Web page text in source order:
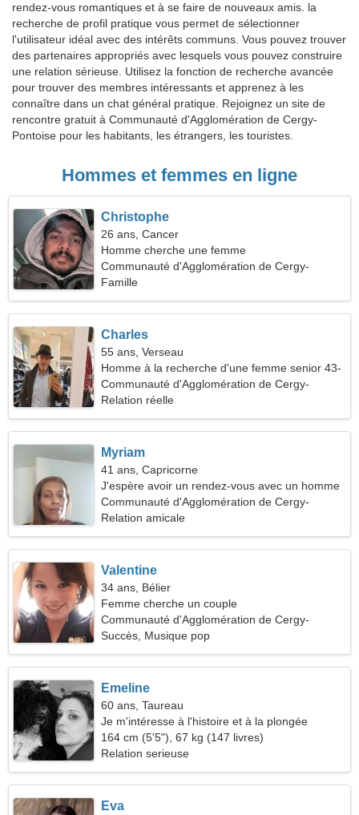
rendez-vous romantiques et à se faire de nouveaux amis. la
recherche de profil pratique vous permet de sélectionner
l'utilisateur idéal avec des intérêts communs. Vous pouvez trouver
des partenaires appropriés avec lesquels vous pouvez construire
une relation sérieuse. Utilisez la fonction de recherche avancée
pour trouver des membres intéressants et apprenez à les
connaître dans un chat général pratique. Rejoignez un site de
rencontre gratuit à Communauté d'Agglomération de Cergy-
Pontoise pour les habitants, les étrangers, les touristes.
Hommes et femmes en ligne
Christophe
26 ans, Cancer
Homme cherche une femme
Communauté d'Agglomération de Cergy-
Pontoise, France
Famille
Charles
55 ans, Verseau
Homme à la recherche d'une femme senior 43-
53
Communauté d'Agglomération de Cergy-
Pontoise
Relation réelle
Myriam
41 ans, Capricorne
J'espère avoir un rendez-vous avec un homme
noble
Communauté d'Agglomération de Cergy-
Pontoise
Relation amicale
Valentine
34 ans, Bélier
Femme cherche un couple
Communauté d'Agglomération de Cergy-
Pontoise, France
Succès, Musique pop
Emeline
60 ans, Taureau
Je m'intéresse à l'histoire et à la plongée
164 cm (5'5"), 67 kg (147 livres)
Relation serieuse
Eva